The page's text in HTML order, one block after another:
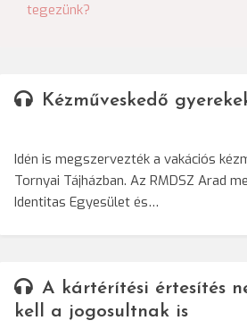
navigáció
tegezünk?
Kézműveskedő
Idén is megszervezték a vakációs
Tornyai Tájházban. Az RMDSZ Arad
Identitas Egyesület és…
A kártérítési értesítés
kell a jogosultnak is